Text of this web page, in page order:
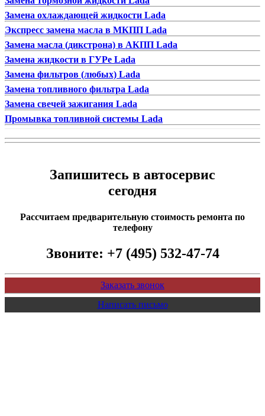
Замена охлаждающей жидкости Lada
Экспресс замена масла в МКПП Lada
Замена масла (дикстрона) в АКПП Lada
Замена жидкости в ГУРе Lada
Замена фильтров (любых) Lada
Замена топливного фильтра Lada
Замена свечей зажигания Lada
Промывка топливной системы Lada
Запишитесь в автосервис
сегодня
Рассчитаем предварительную стоимость ремонта по
телефону
Звоните: +7 (495) 532-47-74
Заказать звонок
Написать письмо